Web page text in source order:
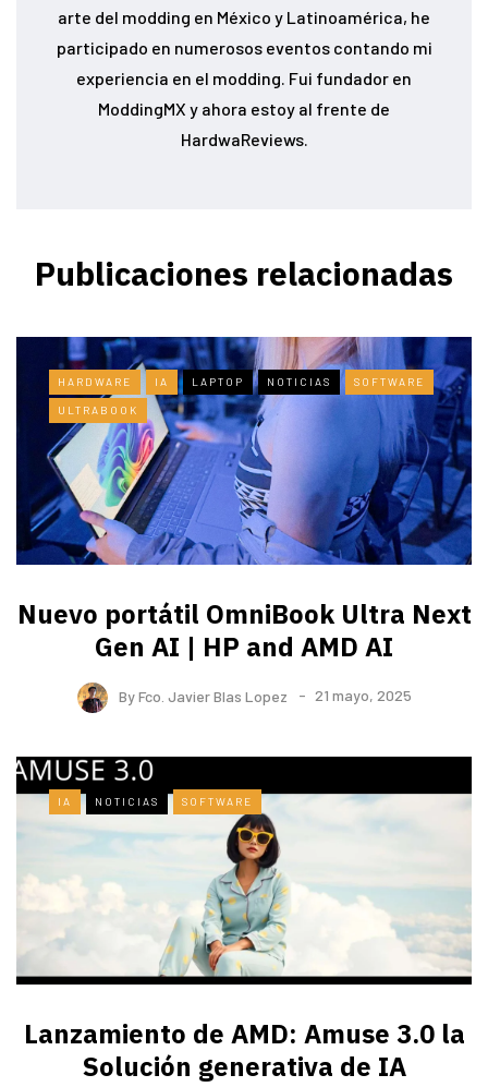
arte del modding en México y Latinoamérica, he
participado en numerosos eventos contando mi
experiencia en el modding. Fui fundador en
ModdingMX y ahora estoy al frente de
HardwaReviews.
Publicaciones relacionadas
HARDWARE IA LAPTOP NOTICIAS SOFTWARE
ULTRABOOK
Nuevo portátil OmniBook Ultra ​Next
Gen AI | HP and AMD AI
ByFco. Javier Blas Lopez 21 mayo, 2025
IA NOTICIAS SOFTWARE
Lanzamiento de AMD: Amuse 3.0 la
Solución generativa de IA